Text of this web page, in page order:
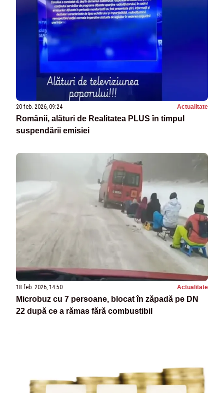
20 feb. 2026, 09:24 Actualitate
Românii, alături de Realitatea PLUS în timpul
suspendării emisiei
18 feb. 2026, 14:50 Actualitate
Microbuz cu 7 persoane, blocat în zăpadă pe DN
22 după ce a rămas fără combustibil